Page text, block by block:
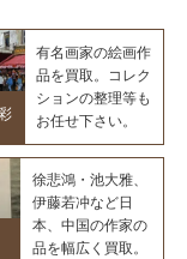
有名画家の絵画作
品を買取。コレク
ションの整理等も
お任せ下さい。
徐悲鴻・池大雅、
伊藤若冲など日
本、中国の作家の
品を幅広く買取。